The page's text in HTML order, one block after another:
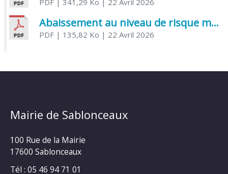
PDF| 341,29 Ko | 22 Avril 2026
Abaissement au niveau de risque modéré de l’Influenza aviaire
PDF| 135,82 Ko | 22 Avril 2026
Mairie de Sablonceaux
100 Rue de la Mairie
17600 Sablonceaux
Tél : 05 46 94 71 01